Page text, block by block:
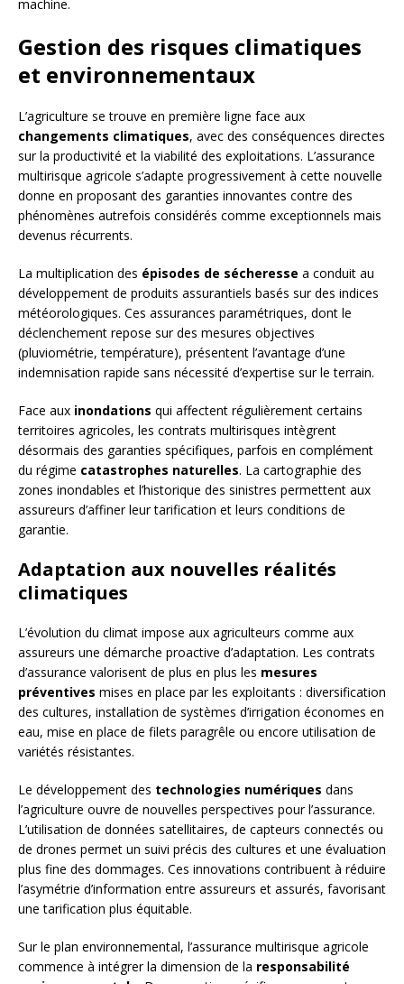
machine.
Gestion des risques climatiques
et environnementaux
L’agriculture se trouve en première ligne face aux
changements climatiques, avec des conséquences directes
sur la productivité et la viabilité des exploitations. L’assurance
multirisque agricole s’adapte progressivement à cette nouvelle
donne en proposant des garanties innovantes contre des
phénomènes autrefois considérés comme exceptionnels mais
devenus récurrents.
La multiplication des épisodes de sécheresse a conduit au
développement de produits assurantiels basés sur des indices
météorologiques. Ces assurances paramétriques, dont le
déclenchement repose sur des mesures objectives
(pluviométrie, température), présentent l’avantage d’une
indemnisation rapide sans nécessité d’expertise sur le terrain.
Face aux inondations qui affectent régulièrement certains
territoires agricoles, les contrats multirisques intègrent
désormais des garanties spécifiques, parfois en complément
du régime catastrophes naturelles. La cartographie des
zones inondables et l’historique des sinistres permettent aux
assureurs d’affiner leur tarification et leurs conditions de
garantie.
Adaptation aux nouvelles réalités
climatiques
L’évolution du climat impose aux agriculteurs comme aux
assureurs une démarche proactive d’adaptation. Les contrats
d’assurance valorisent de plus en plus les mesures
préventives mises en place par les exploitants : diversification
des cultures, installation de systèmes d’irrigation économes en
eau, mise en place de filets paragrêle ou encore utilisation de
variétés résistantes.
Le développement des technologies numériques dans
l’agriculture ouvre de nouvelles perspectives pour l’assurance.
L’utilisation de données satellitaires, de capteurs connectés ou
de drones permet un suivi précis des cultures et une évaluation
plus fine des dommages. Ces innovations contribuent à réduire
l’asymétrie d’information entre assureurs et assurés, favorisant
une tarification plus équitable.
Sur le plan environnemental, l’assurance multirisque agricole
commence à intégrer la dimension de la responsabilité